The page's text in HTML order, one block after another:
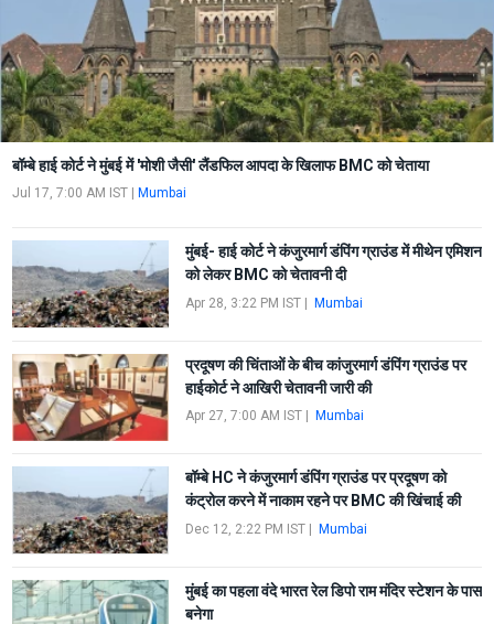
बॉम्बे हाई कोर्ट ने मुंबई में 'मोशी जैसी' लैंडफिल आपदा के खिलाफ BMC को चेताया
Jul 17, 7:00 AM IST Mumbai
मुंबई- हाई कोर्ट ने कंजुरमार्ग डंपिंग ग्राउंड में मीथेन एमिशन
को लेकर BMC को चेतावनी दी
Apr 28, 3:22 PM IST| Mumbai
प्रदूषण की चिंताओं के बीच कांजुरमार्ग डंपिंग ग्राउंड पर
हाईकोर्ट ने आखिरी चेतावनी जारी की
Apr 27, 7:00 AM IST| Mumbai
बॉम्बे HC ने कंजुरमार्ग डंपिंग ग्राउंड पर प्रदूषण को
कंट्रोल करने में नाकाम रहने पर BMC की खिंचाई की
Dec 12, 2:22 PM IST| Mumbai
मुंबई का पहला वंदे भारत रेल डिपो राम मंदिर स्टेशन के पास
बनेगा